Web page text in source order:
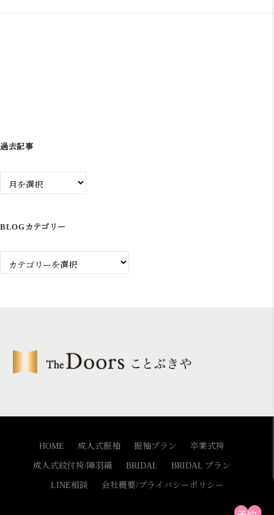
過去記事
過
BLOGカテゴリー
Blog
HOME 成人式振袖 振袖プラン 卒業式袴
成人式紋付袴/陣羽織 BRIDAL BRIDAL プラン
LINE相談 会社概要/プライバシーポリシー